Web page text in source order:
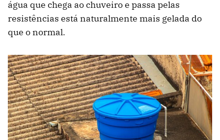
água que chega ao chuveiro e passa pelas
resistências está naturalmente mais gelada do
que o normal.